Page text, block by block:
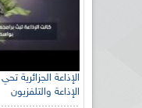
الإذاعة والتلفزيون